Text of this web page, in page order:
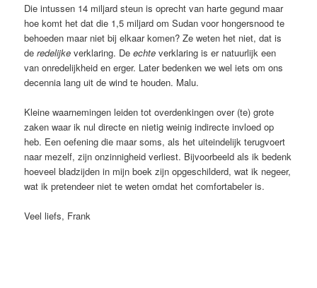
Die intussen 14 miljard steun is oprecht van harte gegund maar
hoe komt het dat die 1,5 miljard om Sudan voor hongersnood te
behoeden maar niet bij elkaar komen? Ze weten het niet, dat is
deredelijke verklaring. Deechte verklaring is er natuurlijk een
van onredelijkheid en erger. Later bedenken we wel iets om ons
decennia lang uit de wind te houden. Malu.
Kleine waarnemingen leiden tot overdenkingen over (te) grote
zaken waar ik nul directe en nietig weinig indirecte invloed op
heb. Een oefening die maar soms, als het uiteindelijk terugvoert
naar mezelf, zijn onzinnigheid verliest. Bijvoorbeeld als ik bedenk
hoeveel bladzijden in mijn boek zijn opgeschilderd, wat ik negeer,
wat ik pretendeer niet te weten omdat het comfortabeler is.
Veel liefs, Frank